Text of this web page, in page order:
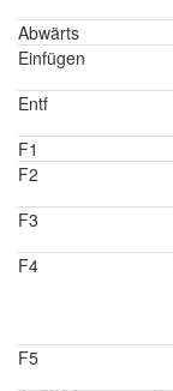
Abwärts
Einfügen
Entf
F1
F2
F3
F4
F5